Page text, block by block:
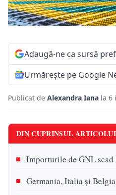
Adaugă-ne ca sursă
Urmărește pe Google
Publicat de Alexandra Iana la 6
DIN CUPRINSUL
Importurile de GNL scad
Germania, Italia și